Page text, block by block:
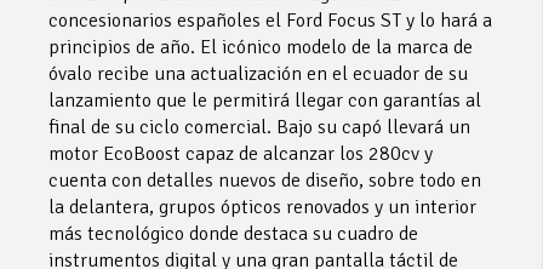
concesionarios españoles el Ford Focus ST y lo hará a
principios de año. El icónico modelo de la marca de
óvalo recibe una actualización en el ecuador de su
lanzamiento que le permitirá llegar con garantías al
final de su ciclo comercial. Bajo su capó llevará un
motor EcoBoost capaz de alcanzar los 280cv y
cuenta con detalles nuevos de diseño, sobre todo en
la delantera, grupos ópticos renovados y un interior
más tecnológico donde destaca su cuadro de
instrumentos digital y una gran pantalla táctil de